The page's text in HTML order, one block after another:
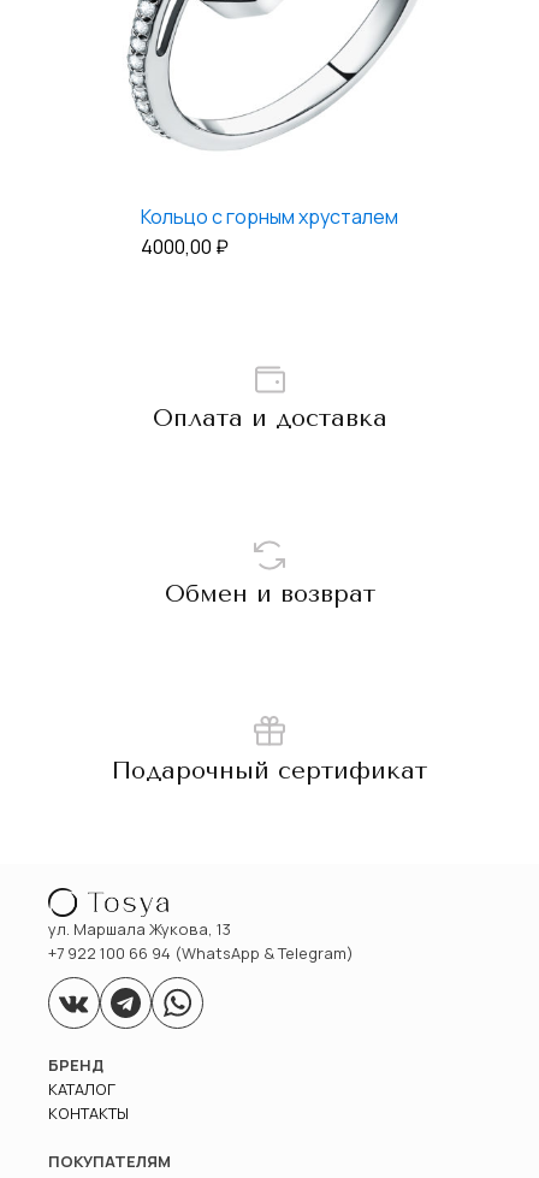
Кольцо с горным хрусталем
4000,00 ₽
Оплата и доставка
Обмен и возврат
Подарочный сертификат
ул. Маршала Жукова, 13
+7 922 100 66 94 (WhatsApp & Telegram)
БРЕНД
КАТАЛОГ
КОНТАКТЫ
ПОКУПАТЕЛЯМ